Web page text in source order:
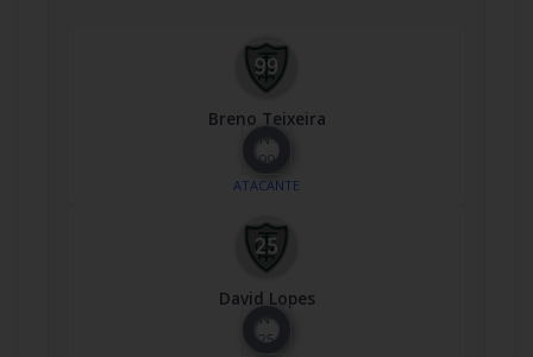
Breno Teixeira
Nº
99
ATACANTE
David Lopes
Nº
25